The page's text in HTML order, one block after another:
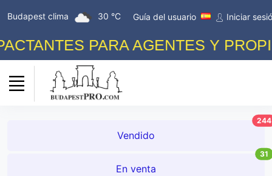
Budapest clima 30 °C Guía del usuario Iniciar
PARA AGENTES Y
Vendido
244
En venta
31